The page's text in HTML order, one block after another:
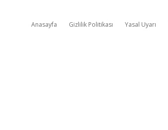
Anasayfa Gizlilik Politikası Yasal Uyarı